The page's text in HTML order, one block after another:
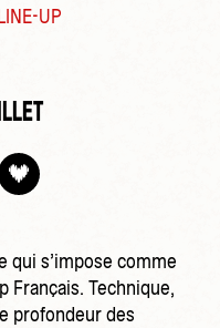
UP
qui s’impose comme
Français. Technique,
profondeur des